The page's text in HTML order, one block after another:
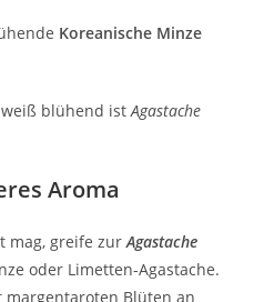
Koreanische Minze
blühend istAgastache
Aroma
mag, greife zurAgastache
oder Limetten-Agastache.
margentaroten Blüten an